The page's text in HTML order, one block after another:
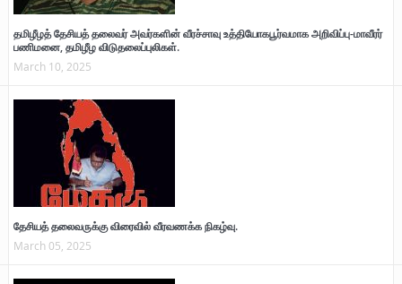
தமிழீழத் தேசியத் தலைவர் அவர்களின் வீரச்சாவு உத்தியோகபூர்வமாக அறிவிப்பு-மாவீரர்
பணிமனை, தமிழீழ விடுதலைப்புலிகள்.
March 10, 2025
தேசியத் தலைவருக்கு விரைவில் வீரவணக்க நிகழ்வு.
March 05, 2025